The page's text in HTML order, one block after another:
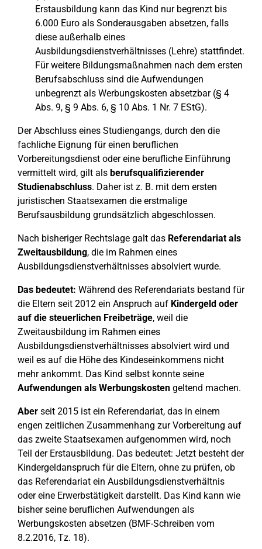
Erstausbildung kann das Kind nur begrenzt bis
6.000 Euro als Sonderausgaben absetzen, falls
diese außerhalb eines
Ausbildungsdienstverhältnisses (Lehre) stattfindet.
Für weitere Bildungsmaßnahmen nach dem ersten
Berufsabschluss sind die Aufwendungen
unbegrenzt als Werbungskosten absetzbar (§ 4
Abs. 9, § 9 Abs. 6, § 10 Abs. 1 Nr. 7 EStG).
Der Abschluss eines Studiengangs, durch den die
fachliche Eignung für einen beruflichen
Vorbereitungsdienst oder eine berufliche Einführung
vermittelt wird, gilt als berufsqualifizierender
Studienabschluss. Daher ist z. B. mit dem ersten
juristischen Staatsexamen die erstmalige
Berufsausbildung grundsätzlich abgeschlossen.
Nach bisheriger Rechtslage galt das Referendariat als
Zweitausbildung, die im Rahmen eines
Ausbildungsdienstverhältnisses absolviert wurde.
Das bedeutet: Während des Referendariats bestand für
die Eltern seit 2012 ein Anspruch auf Kindergeld oder
auf die steuerlichen Freibeträge, weil die
Zweitausbildung im Rahmen eines
Ausbildungsdienstverhältnisses absolviert wird und
weil es auf die Höhe des Kindeseinkommens nicht
mehr ankommt. Das Kind selbst konnte seine
Aufwendungen als Werbungskosten geltend machen.
Aber seit 2015 ist ein Referendariat, das in einem
engen zeitlichen Zusammenhang zur Vorbereitung auf
das zweite Staatsexamen aufgenommen wird, noch
Teil der Erstausbildung. Das bedeutet: Jetzt besteht der
Kindergeldanspruch für die Eltern, ohne zu prüfen, ob
das Referendariat ein Ausbildungsdienstverhältnis
oder eine Erwerbstätigkeit darstellt. Das Kind kann wie
bisher seine beruflichen Aufwendungen als
Werbungskosten absetzen (BMF-Schreiben vom
8.2.2016, Tz. 18).